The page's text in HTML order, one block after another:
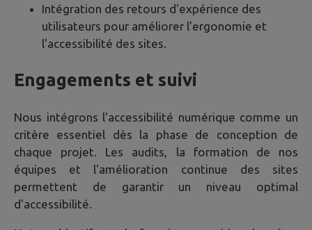
Intégration des retours d'expérience des
utilisateurs pour améliorer l'ergonomie et
l'accessibilité des sites.
Engagements et suivi
Nous intégrons l'accessibilité numérique comme un
critère essentiel dès la phase de conception de
chaque projet. Les audits, la formation de nos
équipes et l'amélioration continue des sites
permettent de garantir un niveau optimal
d'accessibilité.